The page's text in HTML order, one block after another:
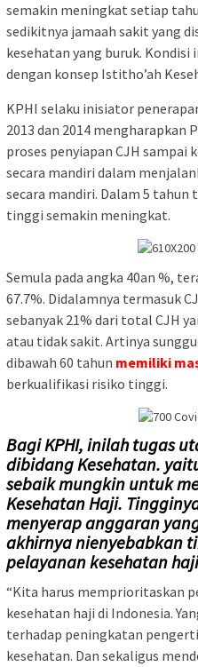
semakin meningkat setiap
sedikitnya jamaah sakit yang
kesehatan yang buruk. Kondisi
dengan konsep Istitho’ah
KPHI selaku inisiator
2013 dan 2014 mengharapkan
proses penyiapan CJH sampai
secara mandiri dalam
secara mandiri. Dalam 5 tahun
tinggi semakin meningkat.
Semula pada angka 40an %,
67.7%. Didalamnya termasuk
sebanyak 21% dari total CJH
atau tidak sakit. Artinya
dibawah 60 tahun memiliki
berkualifikasi risiko tinggi.
Bagi KPHI, inilah tugas
dibidang Kesehatan.
sebaik mungkin untuk
Kesehatan Haji.
menyerap anggaran
akhirnya nienyebabkan
pelayanan kesehatan
“Kita harus memprioritaskan
kesehatan haji di Indonesia.
terhadap peningkatan
kesehatan. Dan sekaligus